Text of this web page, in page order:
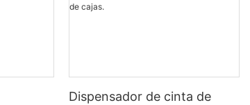
Dispensador de cinta de